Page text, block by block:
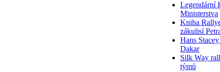
Legendární
Ministerstva
Kniha
zákulisí
Hans
Dakar
Silk Way
týmů